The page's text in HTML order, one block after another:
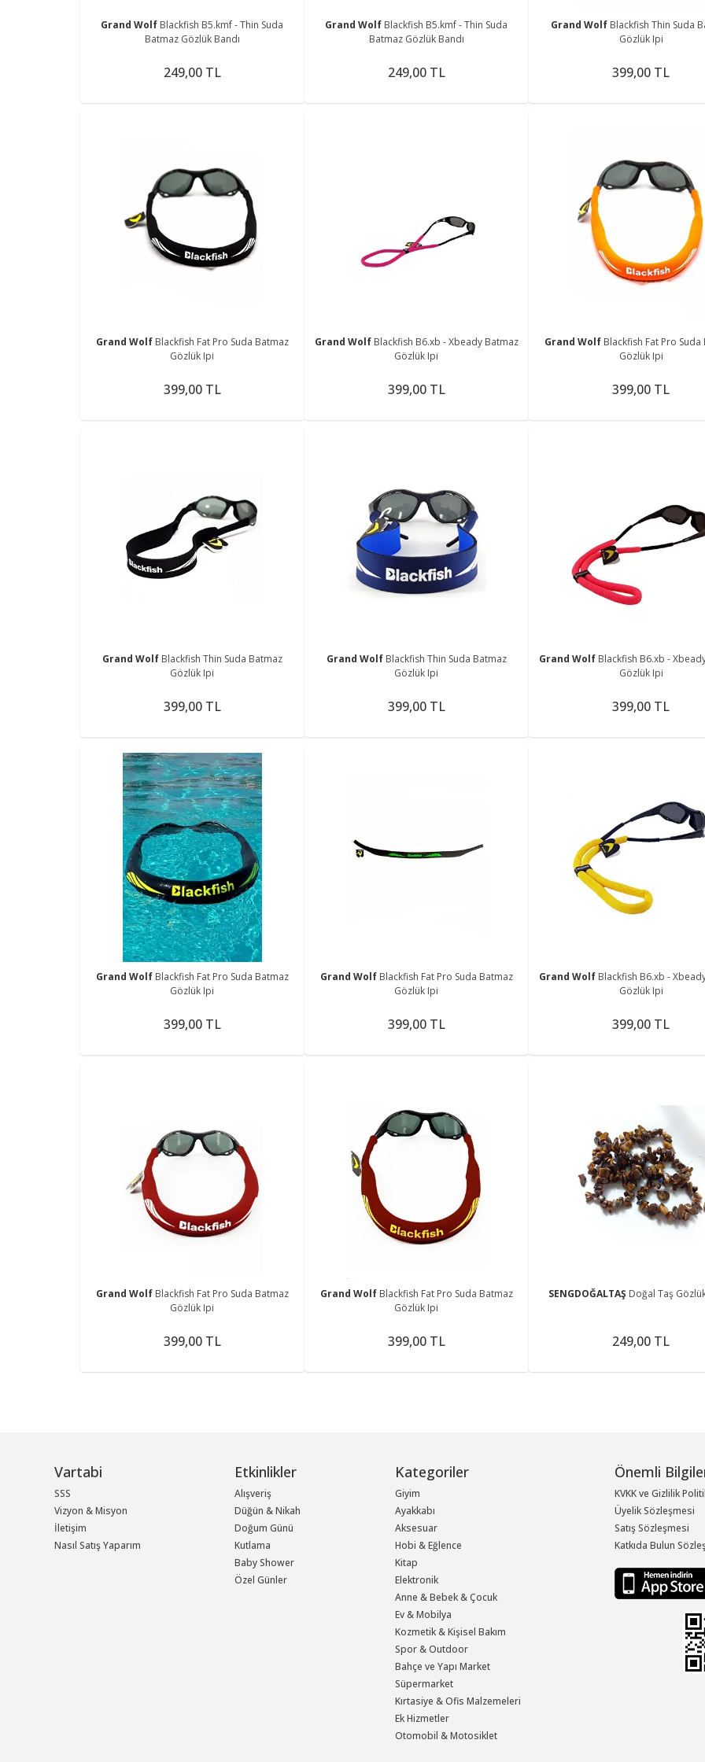
Grand Wolf Blackfish B5.kmf - Thin Suda
Batmaz Gözlük Bandı
249,00 TL
Grand Wolf Blackfish B5.kmf - Thin Suda
Batmaz Gözlük Bandı
249,00 TL
Grand Wolf Blackfish Thin Suda
Gözlük Ipi
399,00 TL
Grand Wolf Blackfish Fat Pro Suda Batmaz
Gözlük Ipi
399,00 TL
Grand Wolf Blackfish B6.xb - Xbeady Batmaz
Gözlük Ipi
399,00 TL
Grand Wolf Blackfish Fat Pro Suda
Gözlük Ipi
399,00 TL
Grand Wolf Blackfish Thin Suda Batmaz
Gözlük Ipi
399,00 TL
Grand Wolf Blackfish Thin Suda Batmaz
Gözlük Ipi
399,00 TL
Grand Wolf Blackfish B6.xb -
Gözlük Ipi
399,00 TL
Grand Wolf Blackfish Fat Pro Suda Batmaz
Gözlük Ipi
399,00 TL
Grand Wolf Blackfish Fat Pro Suda Batmaz
Gözlük Ipi
399,00 TL
Grand Wolf Blackfish B6.xb -
Gözlük Ipi
399,00 TL
Grand Wolf Blackfish Fat Pro Suda Batmaz
Gözlük Ipi
399,00 TL
Grand Wolf Blackfish Fat Pro Suda Batmaz
Gözlük Ipi
399,00 TL
SENGDOĞALTAŞ Doğal Taş Gözlük
249,00 TL
Vartabi
SSS
Vizyon & Misyon
İletişim
Nasıl Satış Yaparım
Etkinlikler
Alışveriş
Düğün & Nikah
Doğum Günü
Kutlama
Baby Shower
Özel Günler
Kategoriler
Giyim
Ayakkabı
Aksesuar
Hobi & Eğlence
Kitap
Elektronik
Anne & Bebek & Çocuk
Ev & Mobilya
Kozmetik & Kişisel Bakım
Spor & Outdoor
Bahçe ve Yapı Market
Süpermarket
Kırtasiye & Ofis Malzemeleri
Ek Hizmetler
Otomobil & Motosiklet
Önemli
KVKK ve Gizlilik
Üyelik Sözleşmesi
Satış Sözleşmesi
Katkıda Bulun